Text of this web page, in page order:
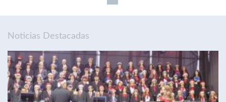
Noticias Destacadas